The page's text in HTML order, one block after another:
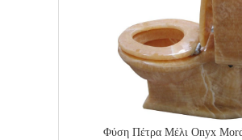
Φύση Πέτρα Μέλι Onyx